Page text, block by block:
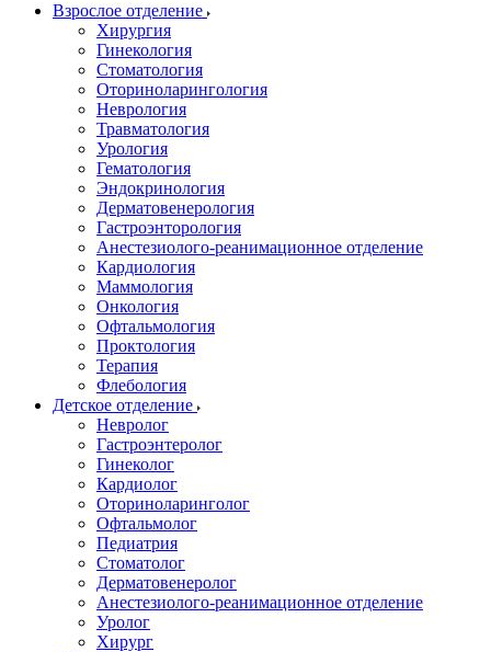
Взрослое отделение
Хирургия
Гинекология
Стоматология
Оториноларингология
Неврология
Травматология
Урология
Гематология
Эндокринология
Дерматовенерология
Гастроэнторология
Анестезиолого-реанимационное отделение
Кардиология
Маммология
Онкология
Офтальмология
Проктология
Терапия
Флебология
Детское отделение
Невролог
Гастроэнтеролог
Гинеколог
Кардиолог
Оториноларинголог
Офтальмолог
Педиатрия
Стоматолог
Дерматовенеролог
Анестезиолого-реанимационное отделение
Уролог
Хирург